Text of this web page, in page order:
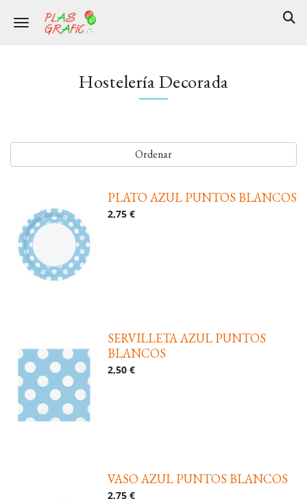
Toggle navigation
Hostelería Decorada
Ordenar
PLATO AZUL PUNTOS BLANCOS
2,75 €
SERVILLETA AZUL PUNTOS
BLANCOS
2,50 €
VASO AZUL PUNTOS BLANCOS
2,75 €